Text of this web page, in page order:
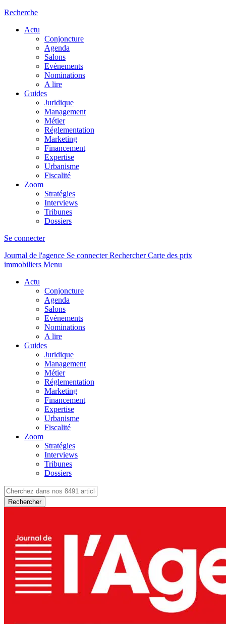
Recherche
Actu
Conjoncture
Agenda
Salons
Evénements
Nominations
A lire
Guides
Juridique
Management
Métier
Réglementation
Marketing
Financement
Expertise
Urbanisme
Fiscalité
Zoom
Stratégies
Interviews
Tribunes
Dossiers
Se connecter
Journal de l'agence Se connecterRechercher Carte des prix
immobiliers Menu
Actu
Conjoncture
Agenda
Salons
Evénements
Nominations
A lire
Guides
Juridique
Management
Métier
Réglementation
Marketing
Financement
Expertise
Urbanisme
Fiscalité
Zoom
Stratégies
Interviews
Tribunes
Dossiers
Rechercher